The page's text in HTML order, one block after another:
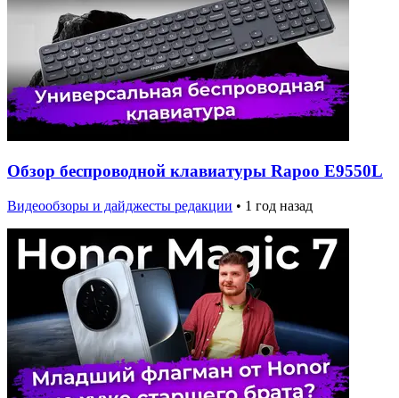
Обзор беспроводной клавиатуры Rapoo E9550L
Видеообзоры и дайджесты редакции • 1 год назад